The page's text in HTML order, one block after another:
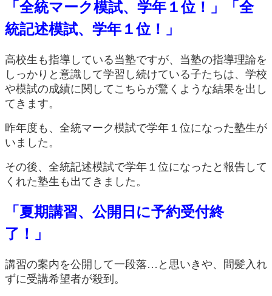
「全統マーク模試、学年１位！」「全
統記述模試、学年１位！」
高校生も指導している当塾ですが、当塾の指導理論を
しっかりと意識して学習し続けている子たちは、学校
や模試の成績に関してこちらが驚くような結果を出し
てきます。
昨年度も、全統マーク模試で学年１位になった塾生が
いました。
その後、全統記述模試で学年１位になったと報告して
くれた塾生も出てきました。
「夏期講習、公開日に予約受付終
了！」
講習の案内を公開して一段落…と思いきや、間髪入れ
ずに受講希望者が殺到。